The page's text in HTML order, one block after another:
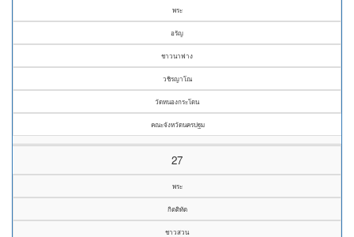
พระ
อรัญ
ชาวนาฟาง
วชิรญาโณ
วัดหนองกระโดน
คณะจังหวัดนครปฐม
27
พระ
กิตติทัต
ชาวสวน